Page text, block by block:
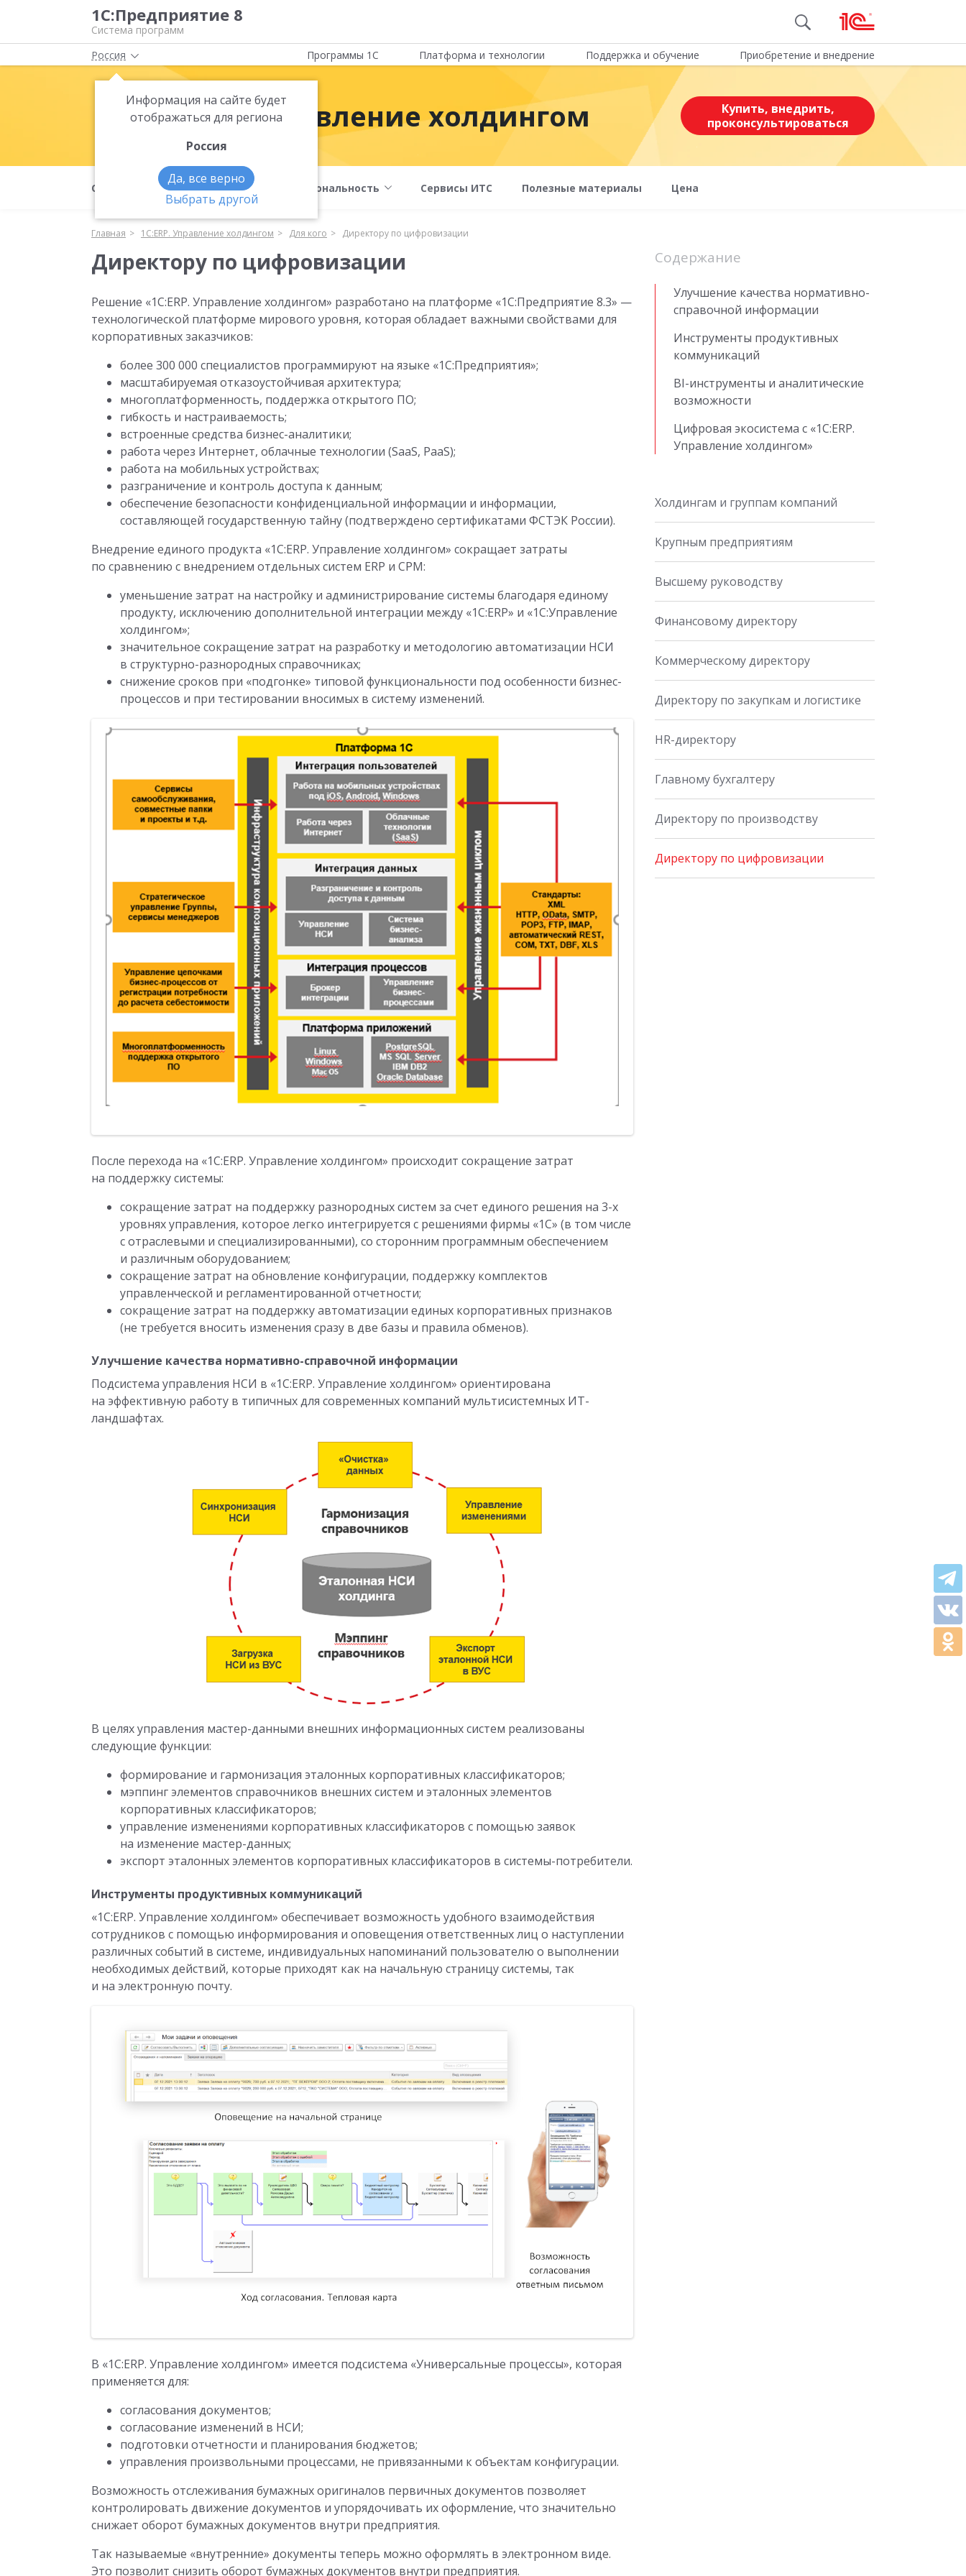
1С:Предприятие 8
Система программ
Россия
Информация на сайте будет
отображаться для региона
Россия
Да, все верно
Выбрать другой
Программы 1С Платформа и технологии Поддержка и обучение Приобретение и внедрение
1С:ERP. Управление холдингом
Купить, внедрить,
проконсультироваться
О продукте Для кого Функциональность Сервисы ИТС Полезные материалы Цена
Главная 1С:ERP. Управление холдингом Для кого Директору по цифровизации
Директору по цифровизации
Решение «1С:ERP. Управление холдингом» разработано на платформе «1С:Предприятие 8.3» —
технологической платформе мирового уровня, которая обладает важными свойствами для
корпоративных заказчиков:
более 300 000 специалистов программируют на языке «1С:Предприятия»;
масштабируемая отказоустойчивая архитектура;
многоплатформенность, поддержка открытого ПО;
гибкость и настраиваемость;
встроенные средства бизнес-аналитики;
работа через Интернет, облачные технологии (SaaS, PaaS);
работа на мобильных устройствах;
разграничение и контроль доступа к данным;
обеспечение безопасности конфиденциальной информации и информации,
составляющей государственную тайну (подтверждено сертификатами ФСТЭК России).
Внедрение единого продукта «1С:ERP. Управление холдингом» сокращает затраты
по сравнению с внедрением отдельных систем ERP и СРМ:
уменьшение затрат на настройку и администрирование системы благодаря единому
продукту, исключению дополнительной интеграции между «1С:ERP» и «1С:Управление
холдингом»;
значительное сокращение затрат на разработку и методологию автоматизации НСИ
в структурно-разнородных справочниках;
снижение сроков при «подгонке» типовой функциональности под особенности бизнес-
процессов и при тестировании вносимых в систему изменений.
После перехода на «1С:ERP. Управление холдингом» происходит сокращение затрат
на поддержку системы:
сокращение затрат на поддержку разнородных систем за счет единого решения на 3-х
уровнях управления, которое легко интегрируется с решениями фирмы «1С» (в том числе
с отраслевыми и специализированными), со сторонним программным обеспечением
и различным оборудованием;
сокращение затрат на обновление конфигурации, поддержку комплектов
управленческой и регламентированной отчетности;
сокращение затрат на поддержку автоматизации единых корпоративных признаков
(не требуется вносить изменения сразу в две базы и правила обменов).
Улучшение качества нормативно-справочной информации
Подсистема управления НСИ в «1С:ERP. Управление холдингом» ориентирована
на эффективную работу в типичных для современных компаний мультисистемных ИТ-
ландшафтах.
В целях управления мастер-данными внешних информационных систем реализованы
следующие функции:
формирование и гармонизация эталонных корпоративных классификаторов;
мэппинг элементов справочников внешних систем и эталонных элементов
корпоративных классификаторов;
управление изменениями корпоративных классификаторов с помощью заявок
на изменение мастер-данных;
экспорт эталонных элементов корпоративных классификаторов в системы-потребители.
Инструменты продуктивных коммуникаций
«1С:ERP. Управление холдингом» обеспечивает возможность удобного взаимодействия
сотрудников с помощью информирования и оповещения ответственных лиц о наступлении
различных событий в системе, индивидуальных напоминаний пользователю о выполнении
необходимых действий, которые приходят как на начальную страницу системы, так
и на электронную почту.
В «1С:ERP. Управление холдингом» имеется подсистема «Универсальные процессы», которая
применяется для:
согласования документов;
согласование изменений в НСИ;
подготовки отчетности и планирования бюджетов;
управления произвольными процессами, не привязанными к объектам конфигурации.
Возможность отслеживания бумажных оригиналов первичных документов позволяет
контролировать движение документов и упорядочивать их оформление, что значительно
снижает оборот бумажных документов внутри предприятия.
Так называемые «внутренние» документы теперь можно оформлять в электронном виде.
Это позволит снизить оборот бумажных документов внутри предприятия.
Содержание
Улучшение качества нормативно-
справочной информации
Инструменты продуктивных
коммуникаций
BI-инструменты и аналитические
возможности
Цифровая экосистема с «1С:ERP.
Управление холдингом»
Холдингам и группам компаний
Крупным предприятиям
Высшему руководству
Финансовому директору
Коммерческому директору
Директору по закупкам и логистике
HR-директору
Главному бухгалтеру
Директору по производству
Директору по цифровизации